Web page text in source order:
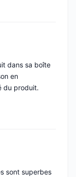
dans sa boîte
en
du produit.
sont superbes